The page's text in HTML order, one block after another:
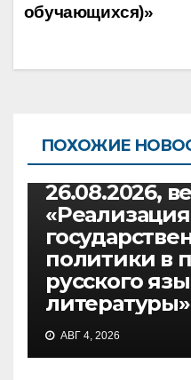
обучающихся)»
ПОХОЖИЕ
26.08.2026,
«Реализация
политики в
русского
литературы»
АВГ 4, 2026
30.07.2026,